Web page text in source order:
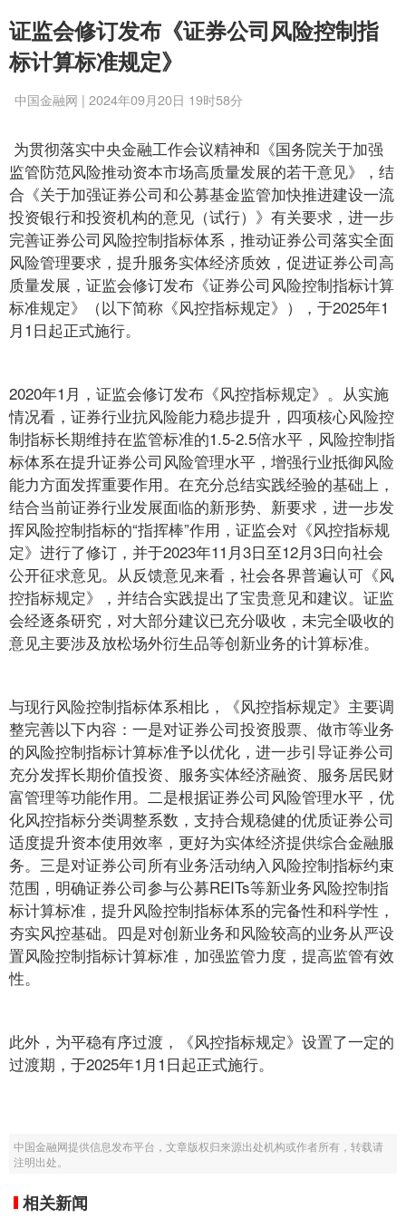
证监会修订发布《证券公司风险控制指
标计算标准规定》
中国金融网 | 2024年09月20日 19时58分
为贯彻落实中央金融工作会议精神和《国务院关于加强
监管防范风险推动资本市场高质量发展的若干意见》，结
合《关于加强证券公司和公募基金监管加快推进建设一流
投资银行和投资机构的意见（试行）》有关要求，进一步
完善证券公司风险控制指标体系，推动证券公司落实全面
风险管理要求，提升服务实体经济质效，促进证券公司高
质量发展，证监会修订发布《证券公司风险控制指标计算
标准规定》（以下简称《风控指标规定》），于2025年1
月1日起正式施行。
2020年1月，证监会修订发布《风控指标规定》。从实施
情况看，证券行业抗风险能力稳步提升，四项核心风险控
制指标长期维持在监管标准的1.5-2.5倍水平，风险控制指
标体系在提升证券公司风险管理水平，增强行业抵御风险
能力方面发挥重要作用。在充分总结实践经验的基础上，
结合当前证券行业发展面临的新形势、新要求，进一步发
挥风险控制指标的“指挥棒”作用，证监会对《风控指标规
定》进行了修订，并于2023年11月3日至12月3日向社会
公开征求意见。从反馈意见来看，社会各界普遍认可《风
控指标规定》，并结合实践提出了宝贵意见和建议。证监
会经逐条研究，对大部分建议已充分吸收，未完全吸收的
意见主要涉及放松场外衍生品等创新业务的计算标准。
与现行风险控制指标体系相比，《风控指标规定》主要调
整完善以下内容：一是对证券公司投资股票、做市等业务
的风险控制指标计算标准予以优化，进一步引导证券公司
充分发挥长期价值投资、服务实体经济融资、服务居民财
富管理等功能作用。二是根据证券公司风险管理水平，优
化风控指标分类调整系数，支持合规稳健的优质证券公司
适度提升资本使用效率，更好为实体经济提供综合金融服
务。三是对证券公司所有业务活动纳入风险控制指标约束
范围，明确证券公司参与公募REITs等新业务风险控制指
标计算标准，提升风险控制指标体系的完备性和科学性，
夯实风控基础。四是对创新业务和风险较高的业务从严设
置风险控制指标计算标准，加强监管力度，提高监管有效
性。
此外，为平稳有序过渡，《风控指标规定》设置了一定的
过渡期，于2025年1月1日起正式施行。
中国金融网提供信息发布平台，文章版权归来源出处机构或作者所有，转载请
注明出处。
相关新闻